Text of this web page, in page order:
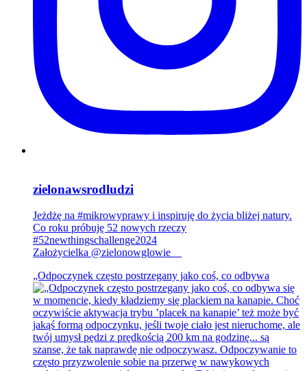
zielonawsrodludzi
Jeżdżę na #mikrowyprawy i inspiruję do życia bliżej natury.
Co roku próbuję 52 nowych rzeczy
#52newthingschallenge2024
Założycielka @zielonowglowie__
„Odpoczynek często postrzegany jako coś, co odbywa